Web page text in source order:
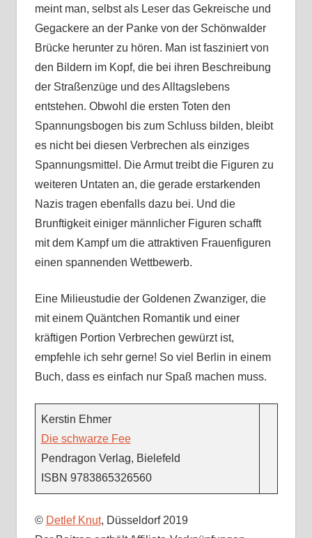
meint man, selbst als Leser das Gekreische und
Gegackere an der Panke von der Schönwalder
Brücke herunter zu hören. Man ist fasziniert von
den Bildern im Kopf, die bei ihren Beschreibung
der Straßenzüge und des Alltagslebens
entstehen. Obwohl die ersten Toten den
Spannungsbogen bis zum Schluss bilden, bleibt
es nicht bei diesen Verbrechen als einziges
Spannungsmittel. Die Armut treibt die Figuren zu
weiteren Untaten an, die gerade erstarkenden
Nazis tragen ebenfalls dazu bei. Und die
Brunftigkeit einiger männlicher Figuren schafft
mit dem Kampf um die attraktiven Frauenfiguren
einen spannenden Wettbewerb.
Eine Milieustudie der Goldenen Zwanziger, die
mit einem Quäntchen Romantik und einer
kräftigen Portion Verbrechen gewürzt ist,
empfehle ich sehr gerne! So viel Berlin in einem
Buch, dass es einfach nur Spaß machen muss.
Kerstin Ehmer
Die schwarze Fee
Pendragon Verlag, Bielefeld
ISBN 9783865326560
© Detlef Knut, Düsseldorf 2019